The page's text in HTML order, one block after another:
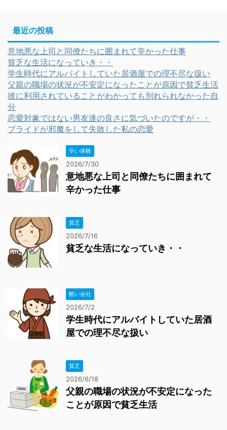
最近の投稿
意地悪な上司と同僚たちに囲まれて辛かった仕事
貧乏な生活になっていき・・
学生時代にアルバイトしていた居酒屋での理不尽な扱い
父親の職場の状況が不安定になったことが原因で貧乏生活
彼に利用されていることがわかっても別れられなかった自
分
恋愛対象ではない男友達の良さに気づいたのですが・・
プライドが邪魔をして失敗した私の恋愛
辛い体験
2026/7/30
意地悪な上司と同僚たちに囲まれて
辛かった仕事
貧乏
2026/7/16
貧乏な生活になっていき・・
酷い会社
2026/7/2
学生時代にアルバイトしていた居酒
屋での理不尽な扱い
貧乏
2026/6/18
父親の職場の状況が不安定になった
ことが原因で貧乏生活